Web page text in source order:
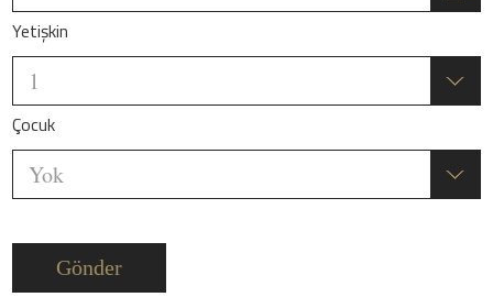
Yetişkin
Çocuk
Gönder